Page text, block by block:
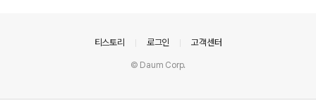
티스토리 로그인 고객센터
© Daum Corp.